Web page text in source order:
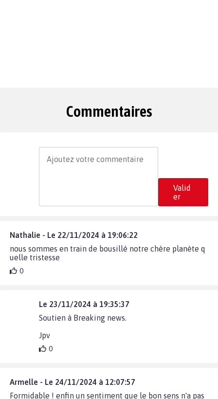
Commentaires
Valid
er
Nathalie - Le 22/11/2024 à 19:06:22
nous sommes en train de bousillé notre chère planète q
uelle tristesse
0
Le 23/11/2024 à 19:35:37
Soutien à Breaking news.
Jpv
0
Armelle - Le 24/11/2024 à 12:07:57
Formidable ! enfin un sentiment que le bon sens n'a pas